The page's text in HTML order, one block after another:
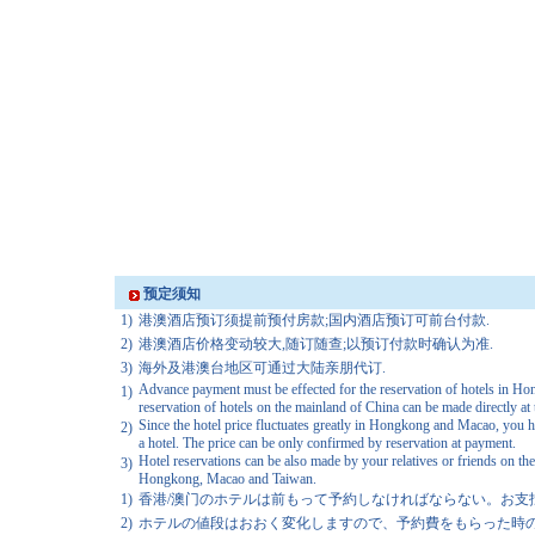
预定须知
1) 港澳酒店预订须提前预付房款;国内酒店预订可前台付款.
2) 港澳酒店价格变动较大,随订随查;以预订付款时确认为准.
3) 海外及港澳台地区可通过大陆亲朋代订.
1) Advance payment must be effected for the reservation of hotels in
reservation of hotels on the mainland of China can be made directly at
2) Since the hotel price fluctuates greatly in Hongkong and Macao, you
a hotel. The price can be only confirmed by reservation at payment.
3) Hotel reservations can be also made by your relatives or friends on
Hongkong, Macao and Taiwan.
1) 香港/澳门のホテルは前もって予約しなければならない。お
2) ホテルの値段はおおく変化しますので、予約費をもらった時